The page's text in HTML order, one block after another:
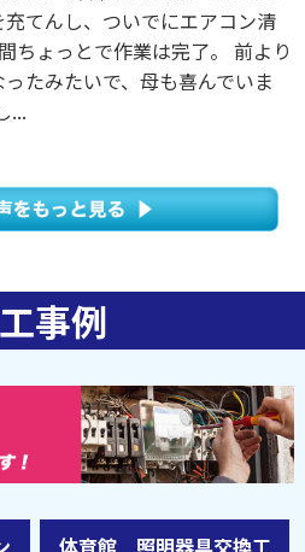
てんし、ついでにエアコン清
ちょっとで作業は完了。 前より
たみたいで、母も喜んでいま
...
事例
体育館 照明器具交換工